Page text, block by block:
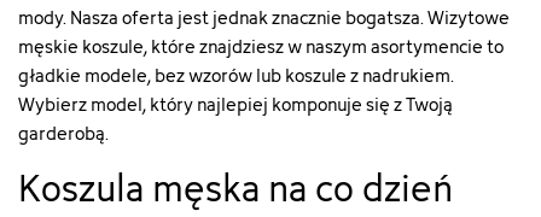
mody. Nasza oferta jest jednak znacznie bogatsza. Wizytowe
męskie koszule, które znajdziesz w naszym asortymencie to
gładkie modele, bez wzorów lub koszule z nadrukiem.
Wybierz model, który najlepiej komponuje się z Twoją
garderobą.
Koszula męska na co dzień